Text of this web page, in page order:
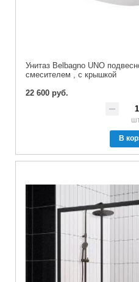
Унитаз Belbagno UNO
смесителем , с крышкой
22 600 руб.
В